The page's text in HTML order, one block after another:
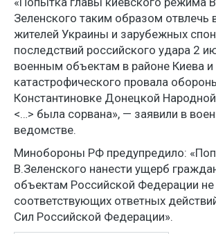
Зеленского таким образом отвлечь
жителей Украины и зарубежных
последствий российского удара 2
военным объектам в районе Киева и
катастрофического провала
Константиновке Донецкой
<…> была сорвана», — заявили в
ведомстве.
Минобороны РФ предупредило:
В.Зеленского нанести ущерб
объектам Российской Федерации не
соответствующих ответных
Сил Российской Федерации».